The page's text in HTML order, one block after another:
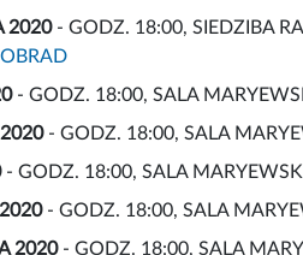
2020- GODZ. 18:00, SIEDZIBA
- GODZ. 18:00, SALA
- GODZ. 18:00, SALA
- GODZ. 18:00, SALA
- GODZ. 18:00, SALA
2020- GODZ. 18:00, SALA